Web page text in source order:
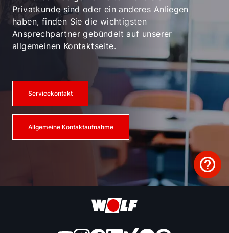
Privatkunde sind oder ein anderes Anliegen
haben, finden Sie die wichtigsten
Ansprechpartner gebündelt auf unserer
allgemeinen Kontaktseite.
Servicekontakt
Allgemeine Kontaktaufnahme